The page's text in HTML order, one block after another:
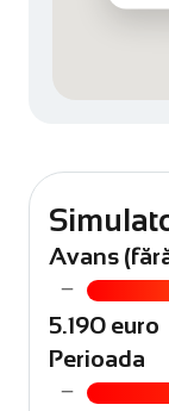
Avans
−
5.190 euro
Perioada
−